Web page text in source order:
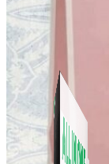
Combo
Combo
thoại.
App ghi
Shopee,